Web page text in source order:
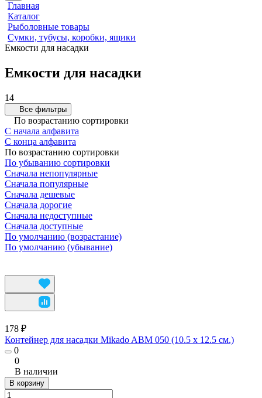
Главная
Каталог
Рыболовные товары
Сумки, тубусы, коробки, ящики
Емкости для насадки
Емкости для насадки
14
Все фильтры
По возрастанию сортировки
С начала алфавита
С конца алфавита
По возрастанию сортировки
По убыванию сортировки
Сначала непопулярные
Сначала популярные
Сначала дешевые
Сначала дорогие
Сначала недоступные
Сначала доступные
По умолчанию (возрастание)
По умолчанию (убывание)
178 ₽
Контейнер для насадки Mikado ABM 050 (10.5 x 12.5 см.)
0
0
В наличии
В корзину